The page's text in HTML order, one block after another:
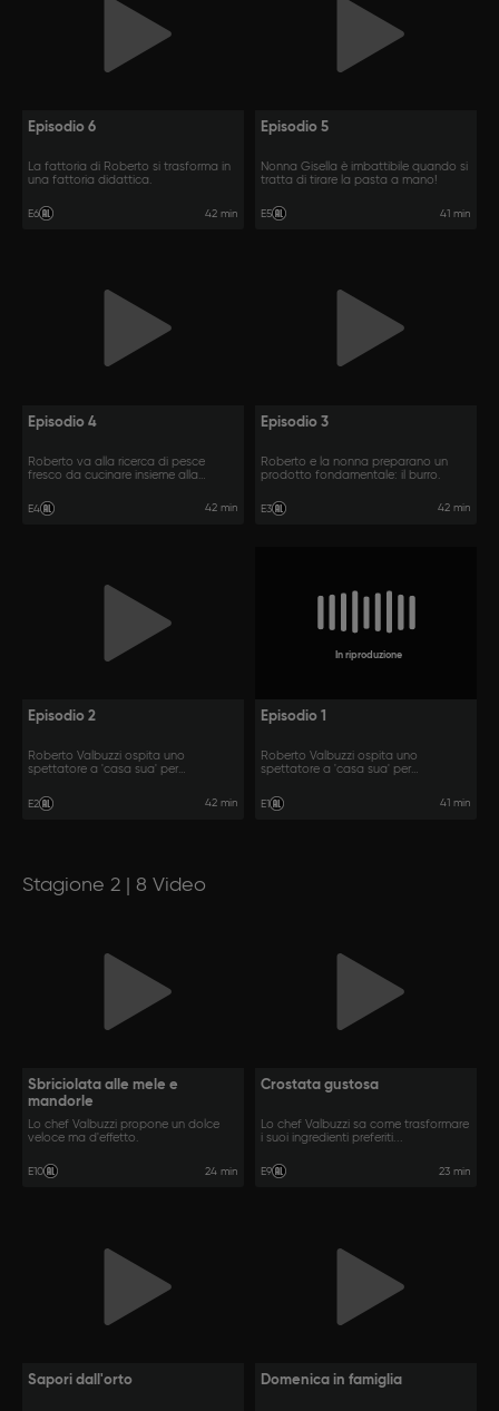
Episodio 6
La fattoria di Roberto si trasforma in
una fattoria didattica.
E6 42 min
Episodio 5
Nonna Gisella è imbattibile quando si
tratta di tirare la pasta a mano!
E5 41 min
Episodio 4
Roberto va alla ricerca di pesce
fresco da cucinare insieme alla
E4 42 min
Episodio 3
Roberto e la nonna preparano un
prodotto fondamentale: il burro.
E3 42 min
Episodio 2
Roberto Valbuzzi ospita uno
spettatore a 'casa sua' per
E2 42 min
In riproduzione
Episodio 1
Roberto Valbuzzi ospita uno
spettatore a 'casa sua' per
E1 41 min
Stagione 2 | 8 Video
Sbriciolata alle mele e
mandorle
Lo chef Valbuzzi propone un dolce
veloce ma d'effetto.
E10 24 min
Crostata gustosa
Lo chef Valbuzzi sa come trasformare
i suoi ingredienti preferiti...
E9 23 min
Sapori dall'orto Domenica in famiglia